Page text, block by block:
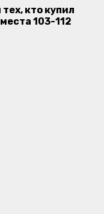
кто купил
103-112